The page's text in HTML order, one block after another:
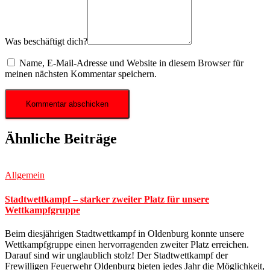
Was beschäftigt dich?
Name, E-Mail-Adresse und Website in diesem Browser für
meinen nächsten Kommentar speichern.
Ähnliche Beiträge
Allgemein
Stadtwettkampf – starker zweiter Platz für unsere
Wettkampfgruppe
Beim diesjährigen Stadtwettkampf in Oldenburg konnte unsere
Wettkampfgruppe einen hervorragenden zweiter Platz erreichen.
Darauf sind wir unglaublich stolz! Der Stadtwettkampf der
Frewilligen Feuerwehr Oldenburg bieten jedes Jahr die Möglichkeit,